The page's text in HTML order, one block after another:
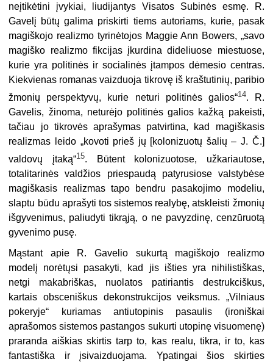
neįtikėtini įvykiai, liudijantys Visatos Subinės esmę. R.
Gavelį būtų galima priskirti tiems autoriams, kurie, pasak
magiškojo realizmo tyrinėtojos Maggie Ann Bowers, „savo
magiško realizmo fikcijas įkurdina dideliuose miestuose,
kurie yra politinės ir socialinės įtampos dėmesio centras.
Kiekvienas romanas vaizduoja tikrovę iš kraštutinių, paribio
žmonių perspektyvų, kurie neturi politinės galios“14. R.
Gavelis, žinoma, neturėjo politinės galios kažką pakeisti,
tačiau jo tikrovės aprašymas patvirtina, kad magiškasis
realizmas leido „kovoti prieš jų [kolonizuotų šalių – J. Č.]
valdovų įtaką“15. Būtent kolonizuotose, užkariautose,
totalitarinės valdžios priespaudą patyrusiose valstybėse
magiškasis realizmas tapo bendru pasakojimo modeliu,
slaptu būdu aprašyti tos sistemos realybę, atskleisti žmonių
išgyvenimus, paliudyti tikrąją, o ne pavyzdinę, cenzūruotą
gyvenimo pusę.
Mąstant apie R. Gavelio sukurtą magiškojo realizmo
modelį norėtųsi pasakyti, kad jis išties yra nihilistiškas,
netgi makabriškas, nuolatos patiriantis destrukciškus,
kartais obsceniškus dekonstrukcijos veiksmus. „Vilniaus
pokeryje“ kuriamas antiutopinis pasaulis (ironiškai
aprašomos sistemos pastangos sukurti utopinę visuomenę)
praranda aiškias skirtis tarp to, kas realu, tikra, ir to, kas
fantastiška ir įsivaizduojama. Ypatingai šios skirties